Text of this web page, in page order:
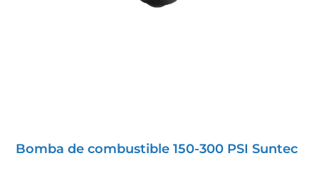
Bomba de combustible 150-300 PSI Suntec